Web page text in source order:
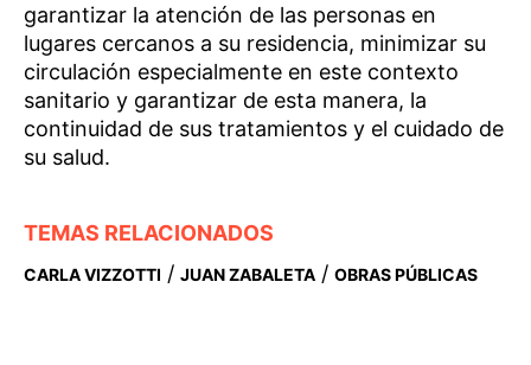
garantizar la atención de las personas en
lugares cercanos a su residencia, minimizar su
circulación especialmente en este contexto
sanitario y garantizar de esta manera, la
continuidad de sus tratamientos y el cuidado de
su salud.
TEMAS RELACIONADOS
CARLA VIZZOTTI / JUAN ZABALETA / OBRAS PÚBLICAS